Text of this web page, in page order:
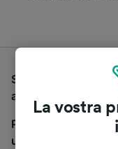
Se stai cercando
a Rovinj, sei nel
Per trovare i
una ricerca in alto,
La vostra